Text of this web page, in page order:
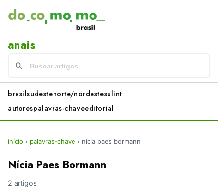
anais
brasilsudestenorte/nordestesulint
autorespalavras-chaveeditorial
início › palavras-chave › nícia paes bormann
Nícia Paes Bormann
2 artigos